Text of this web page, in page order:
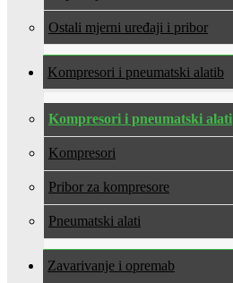
Ostali mjerni uređaji i pribor
Kompresori i pneumatski alati
Kompresori i pneumatski alati
Kompresori
Pribor za kompresore
Pneumatski alati
Zavarivanje i oprema